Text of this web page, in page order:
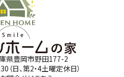
県豊岡市野田177-2
日、第2・4土曜定休日）